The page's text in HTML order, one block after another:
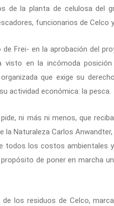
de la planta de celulosa del
funcionarios de Celco
Frei- en la aprobación del
visto en la incómoda
que exige su
actividad económica: la pesca.
ni más ni menos, que
Naturaleza Carlos
todos los costos ambientales
de poner en marcha
los residuos de Celco,